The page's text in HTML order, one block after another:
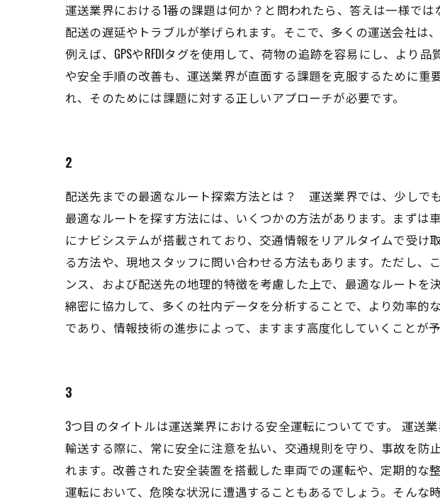
運送業界における1番の課題は何か？と問われたら、答えは一様で
配送の遅延やトラブルが挙げられます。そこで、多くの運送会社は
例えば、GPSやRFDIタグを使用して、荷物の追跡を容易にし、より
や安全手順の改善も、運送業界が直面する課題を克服するために
れ、そのためには課題に対する正しいアプローチが必要です。
2
配送先までの最適なルート探索方法とは？ 運送業界では、少しで
最適なルートを探す方法には、いくつかの方法があります。まず
にナビシステムが搭載されており、交通情報をリアルタイムで受
る方法や、現地スタッフに問い合わせる方法もあります。ただし
ンス、および配送先の地理的特徴を考慮した上で、最適なルート
綿密に協力して、多くの社内データを分析することで、より効率
であり、情報技術の進歩によって、ますます高度化していくことが予
3
3つ目のタイトルは運送業界における安全運転についてです。 運送
輸送する際に、常に安全に注意を払い、交通規則を守り、事故を
れます。改善された安全装置を搭載した車両での運転や、定期的
運転において、危険な状況に遭遇することもあるでしょう。そん